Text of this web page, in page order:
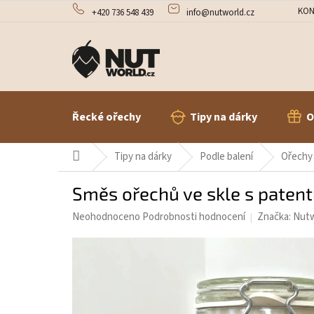
+420 736 548 439 info@nutworld.cz
Řecké ořechy Tipy na dárky
Domů Tipy na dárky Podle balení
Směs ořechů ve skle s
Průměrné
Neohodnoceno Podrobnosti hodnocení Značka: